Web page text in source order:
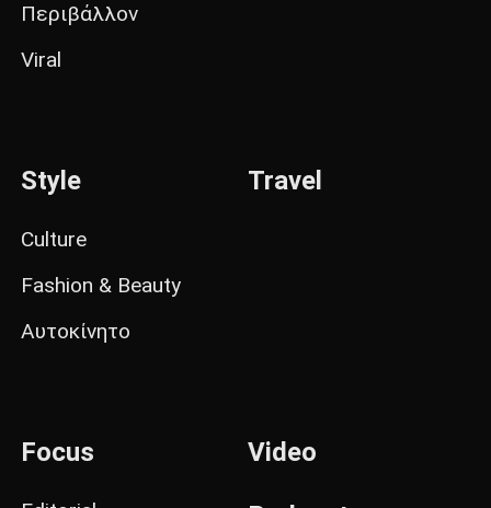
Περιβάλλον
Viral
Style
Culture
Fashion & Beauty
Αυτοκίνητο
Travel
Focus Video